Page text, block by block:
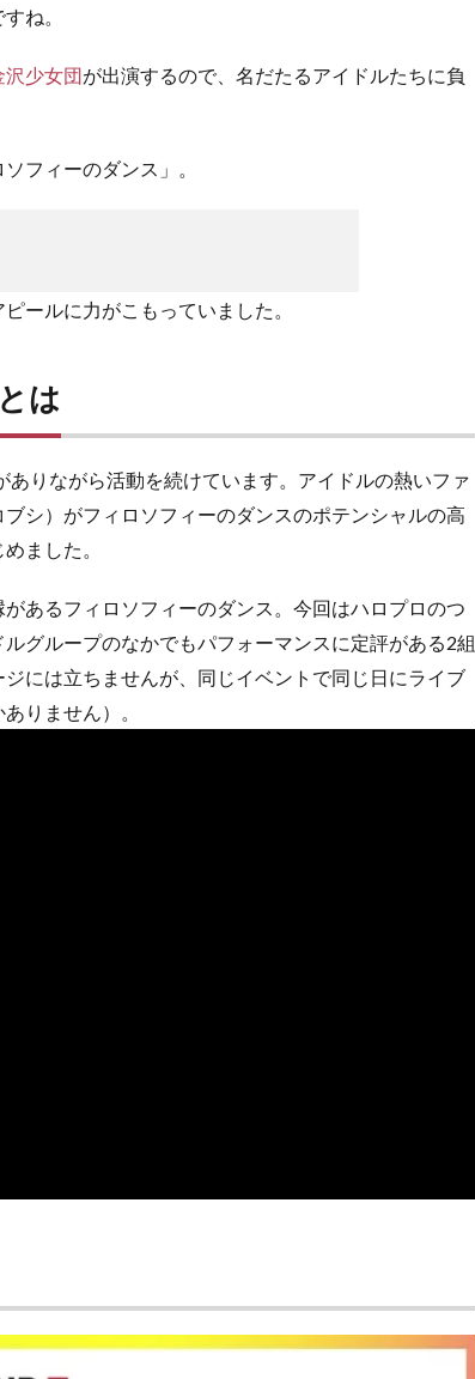
ね。
沢少女団が出演するので、名だたるアイドルたちに負
フィーのダンス」。
ールに力がこもっていました。
は
りながら活動を続けています。アイドルの熱いファ
シ）がフィロソフィーのダンスのポテンシャルの高
ました。
あるフィロソフィーのダンス。今回はハロプロのつ
グループのなかでもパフォーマンスに定評がある2組
には立ちませんが、同じイベントで同じ日にライブ
りません）。